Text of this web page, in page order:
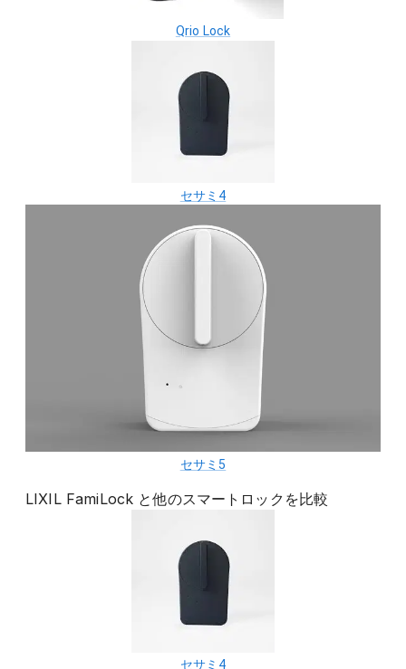
Qrio Lock
セサミ4
セサミ5
LIXIL FamiLock と他のスマートロック を比較
セサミ4